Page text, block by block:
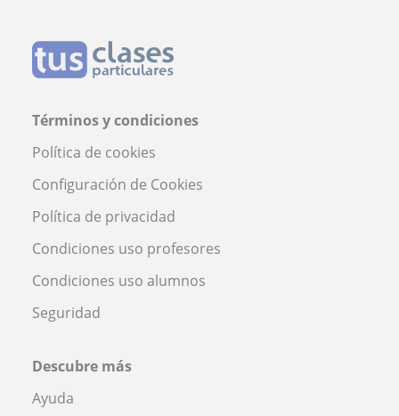
Términos y condiciones
Política de cookies
Configuración de Cookies
Política de privacidad
Condiciones uso profesores
Condiciones uso alumnos
Seguridad
Descubre más
Ayuda